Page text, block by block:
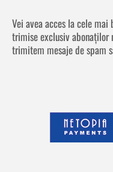
Vei avea acces la cele
trimise exclusiv abonaților
trimitem mesaje de spam